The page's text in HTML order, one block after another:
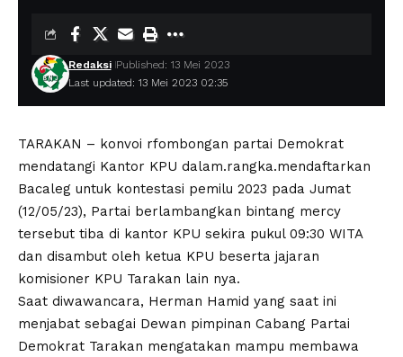
Last updated: 13 Mei 2023 02:35
Redaksi Published: 13 Mei 2023
TARAKAN – konvoi rfombongan partai Demokrat
mendatangi Kantor KPU dalam.rangka.mendaftarkan
Bacaleg untuk kontestasi pemilu 2023 pada Jumat
(12/05/23), Partai berlambangkan bintang mercy
tersebut tiba di kantor KPU sekira pukul 09:30 WITA
dan disambut oleh ketua KPU beserta jajaran
komisioner KPU Tarakan lain nya.
Saat diwawancara, Herman Hamid yang saat ini
menjabat sebagai Dewan pimpinan Cabang Partai
Demokrat Tarakan mengatakan mampu membawa